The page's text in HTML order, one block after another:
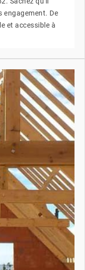
engagement. De
et accessible à